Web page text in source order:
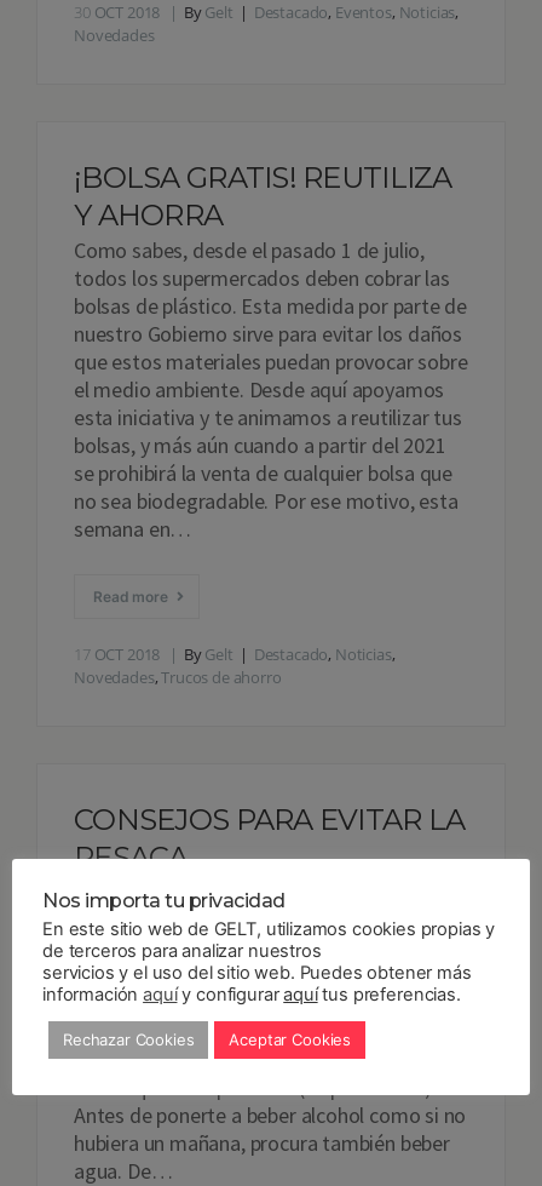
30 OCT 2018 ByGelt Destacado, Eventos, Noticias,
Novedades
¡BOLSA GRATIS! REUTILIZA
Y AHORRA
Como sabes, desde el pasado 1 de julio,
todos los supermercados deben cobrar las
bolsas de plástico. Esta medida por parte de
nuestro Gobierno sirve para evitar los daños
que estos materiales puedan provocar sobre
el medio ambiente. Desde aquí apoyamos
esta iniciativa y te animamos a reutilizar tus
bolsas, y más aún cuando a partir del 2021
se prohibirá la venta de cualquier bolsa que
no sea biodegradable. Por ese motivo, esta
semana en…
Read more
17 OCT 2018 ByGelt Destacado, Noticias,
Novedades,Trucos de ahorro
CONSEJOS PARA EVITAR LA
RESACA
Mira que te lo hemos advertido. Hay que
beber con responsabilidad, sin pasarte. Pues
nada. Seguro que llega el día 1 de enero y te
despiertas peor que si estuvieras en The
Walking Dead. Para hacerte la resaca lo más
llevadera posible, en GELT te traemos estos
consejos con los que, además, ahorrarás
Antes de ponerte a beber alcohol como si no
hubiera un mañana, procura también beber
agua. De…
Nos importa tu privacidad
En este sitio web de GELT, utilizamos cookies propias y
de terceros para analizar nuestros
servicios y el uso del sitio web. Puedes obtener más
informaciónaquíy configuraraquítus preferencias.
Rechazar Cookies Aceptar Cookies